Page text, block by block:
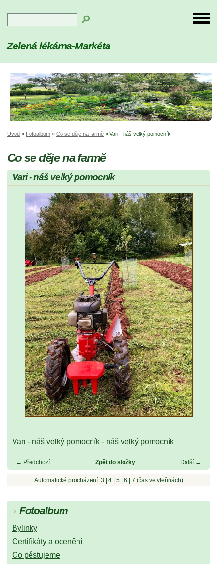
Zelená lékárna-Markéta
Úvod » Fotoalbum » Co se děje na farmě » Vari - náš velký pomocník
Co se děje na farmě
Vari - náš velký pomocník
Vari - náš velký pomocník - náš velký pomocník
← Předchozí Další →
Zpět do složky
Automatické procházení: 3 4| 5| 6 7 (čas ve vteřinách)
Fotoalbum
Bylinky
Certifikáty a ocenění
Co pěstujeme